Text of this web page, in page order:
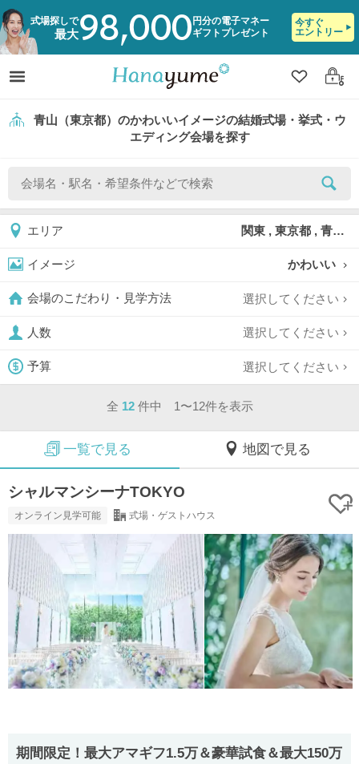
式場探しで
最大98,000 円分の電子マネー
ギフトプレゼント
今すぐ
エントリー
クリップ
ログ
青山（東京都）のかわいいイメージの結婚式場・挙式・ウ
エディング会場を探す
エリア 関東 , 東京都 , 青山
イメージ かわいい
会場のこだわり・見学方法 選択してください
人数 選択してください
予算 選択してください
全 12 件中 1〜12件を表示
一覧で見る 地図で見る
シャルマンシーナTOKYO
オンライン見学可能 式場・ゲストハウス
期間限定！最大アマギフ1.5万＆豪華試食＆最大150万